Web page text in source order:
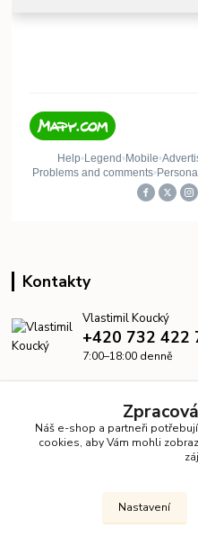
Kontakty
Vlastimil Koucký
+420 732 422
7:00–18:00 denně
© 2026 KanalizaceLevne.cz ·
Náš e-shop a partneři potřebují
cookies, aby Vám mohli
Nastavení